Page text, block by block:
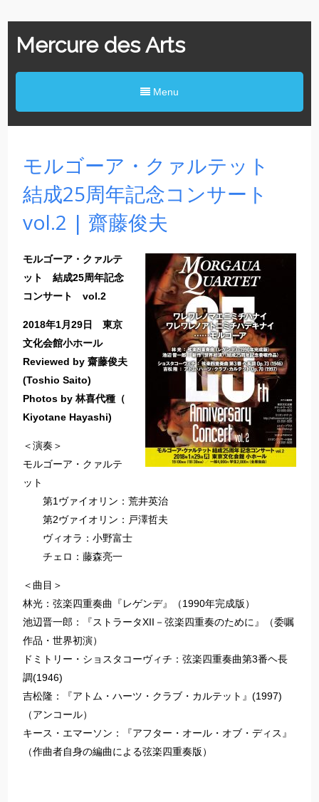
Mercure des Arts
Menu
モルゴーア・クァルテット
結成25周年記念コンサート
vol.2 | 齋藤俊夫
モルゴーア・クァルテ
ット 結成25周年記念
コンサート vol.2
2018年1月29日 東京
文化会館小ホール
Reviewed by 齋藤俊夫
(Toshio Saito)
Photos by 林喜代種（
Kiyotane Hayashi)
＜演奏＞
モルゴーア・クァルテ
ット
第1ヴァイオリン：荒井英治
第2ヴァイオリン：戸澤哲夫
ヴィオラ：小野富士
チェロ：藤森亮一
＜曲目＞
林光：弦楽四重奏曲『レゲンデ』（1990年完成版）
池辺晋一郎：『ストラータXII－弦楽四重奏のために』（委嘱
作品・世界初演）
ドミトリー・ショスタコーヴィチ：弦楽四重奏曲第3番ヘ長
調(1946)
吉松隆：『アトム・ハーツ・クラブ・カルテット』(1997)
（アンコール）
キース・エマーソン：『アフター・オール・オブ・ディス』
（作曲者自身の編曲による弦楽四重奏版）